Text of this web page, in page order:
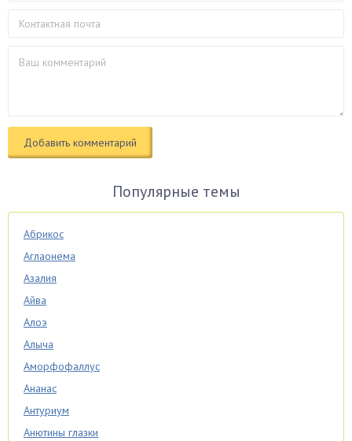
Популярные темы
Абрикос
Аглаонема
Азалия
Айва
Алоэ
Алыча
Аморфофаллус
Ананас
Антуриум
Анютины глазки